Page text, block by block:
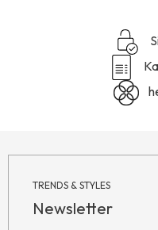
TRENDS & STYLES
Newsletter